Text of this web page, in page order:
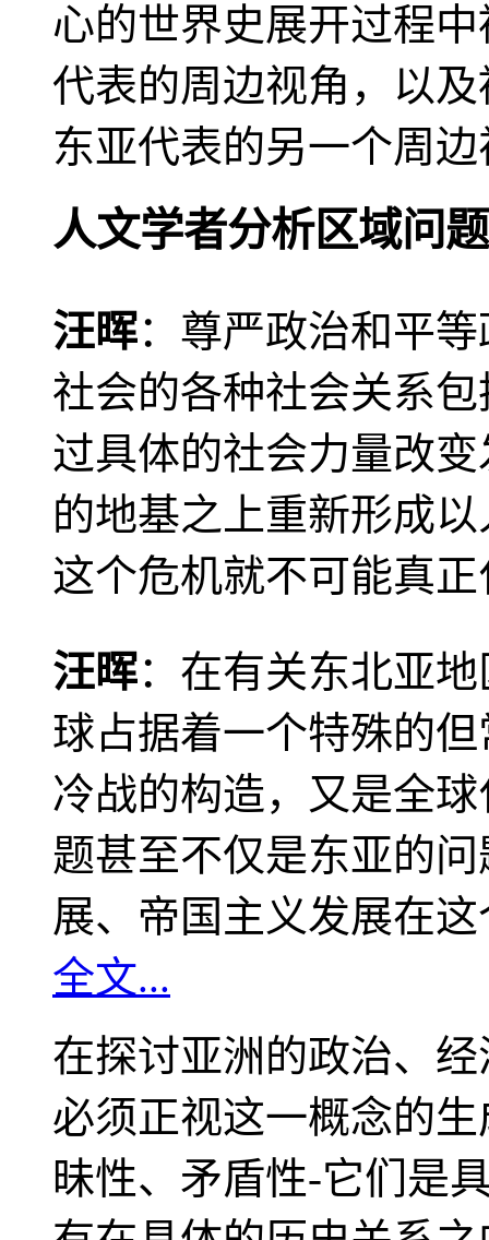
心的世界史展开过程
代表的周边视角，以
东亚代表的另一个周
人文学者分析区域问题
汪晖：尊严政治和平
社会的各种社会关系
过具体的社会力量改
的地基之上重新形成
这个危机就不可能真
汪晖：在有关东北亚
球占据着一个特殊的
冷战的构造，又是全
题甚至不仅是东亚的
展、帝国主义发展在
全文...
在探讨亚洲的政治、
必须正视这一概念的
昧性、矛盾性-它们是